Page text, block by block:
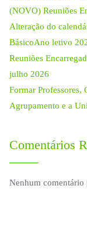
(NOVO) Reuniões
Alteração do
BásicoAno letivo
Reuniões
julho 2026
Formar Professores,
Agrupamento e a
Comentários
Nenhum comentário